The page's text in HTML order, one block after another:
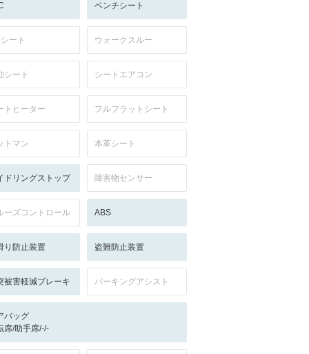
ベンチシート
ート ウォークスルー
シート シートエアコン
トヒーター フルフラットシート
トマン 本革シート
ドリングストップ 障害物センサー
ーズコントロール ABS
り防止装置 盗難防止装置
被害軽減ブレーキ パーキングアシスト
バッグ
席/助手席/-/-